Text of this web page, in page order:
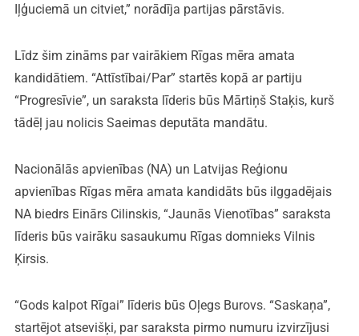
Iļģuciemā un citviet,” norādīja partijas pārstāvis.
Līdz šim zināms par vairākiem Rīgas mēra amata
kandidātiem. “Attīstībai/Par” startēs kopā ar partiju
“Progresīvie”, un saraksta līderis būs Mārtiņš Staķis, kurš
tādēļ jau nolicis Saeimas deputāta mandātu.
Nacionālās apvienības (NA) un Latvijas Reģionu
apvienības Rīgas mēra amata kandidāts būs ilggadējais
NA biedrs Einārs Cilinskis, “Jaunās Vienotības” saraksta
līderis būs vairāku sasaukumu Rīgas domnieks Vilnis
Ķirsis.
“Gods kalpot Rīgai” līderis būs Oļegs Burovs. “Saskaņa”,
startējot atsevišķi, par saraksta pirmo numuru izvirzījusi